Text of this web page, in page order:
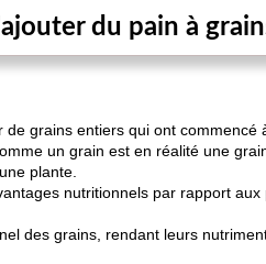
du pain à
grains entiers qui ont commencé
un grain est en réalité une
plante.
nutritionnels par rapport
des grains, rendant leurs